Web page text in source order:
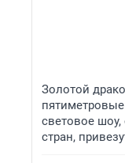
Золотой
световое
стран,